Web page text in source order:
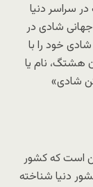
سراسر دنیا
شادی در
خود را با
هشتگ، نام یا
شادی»
است که کشور
کشور دنیا شناخته